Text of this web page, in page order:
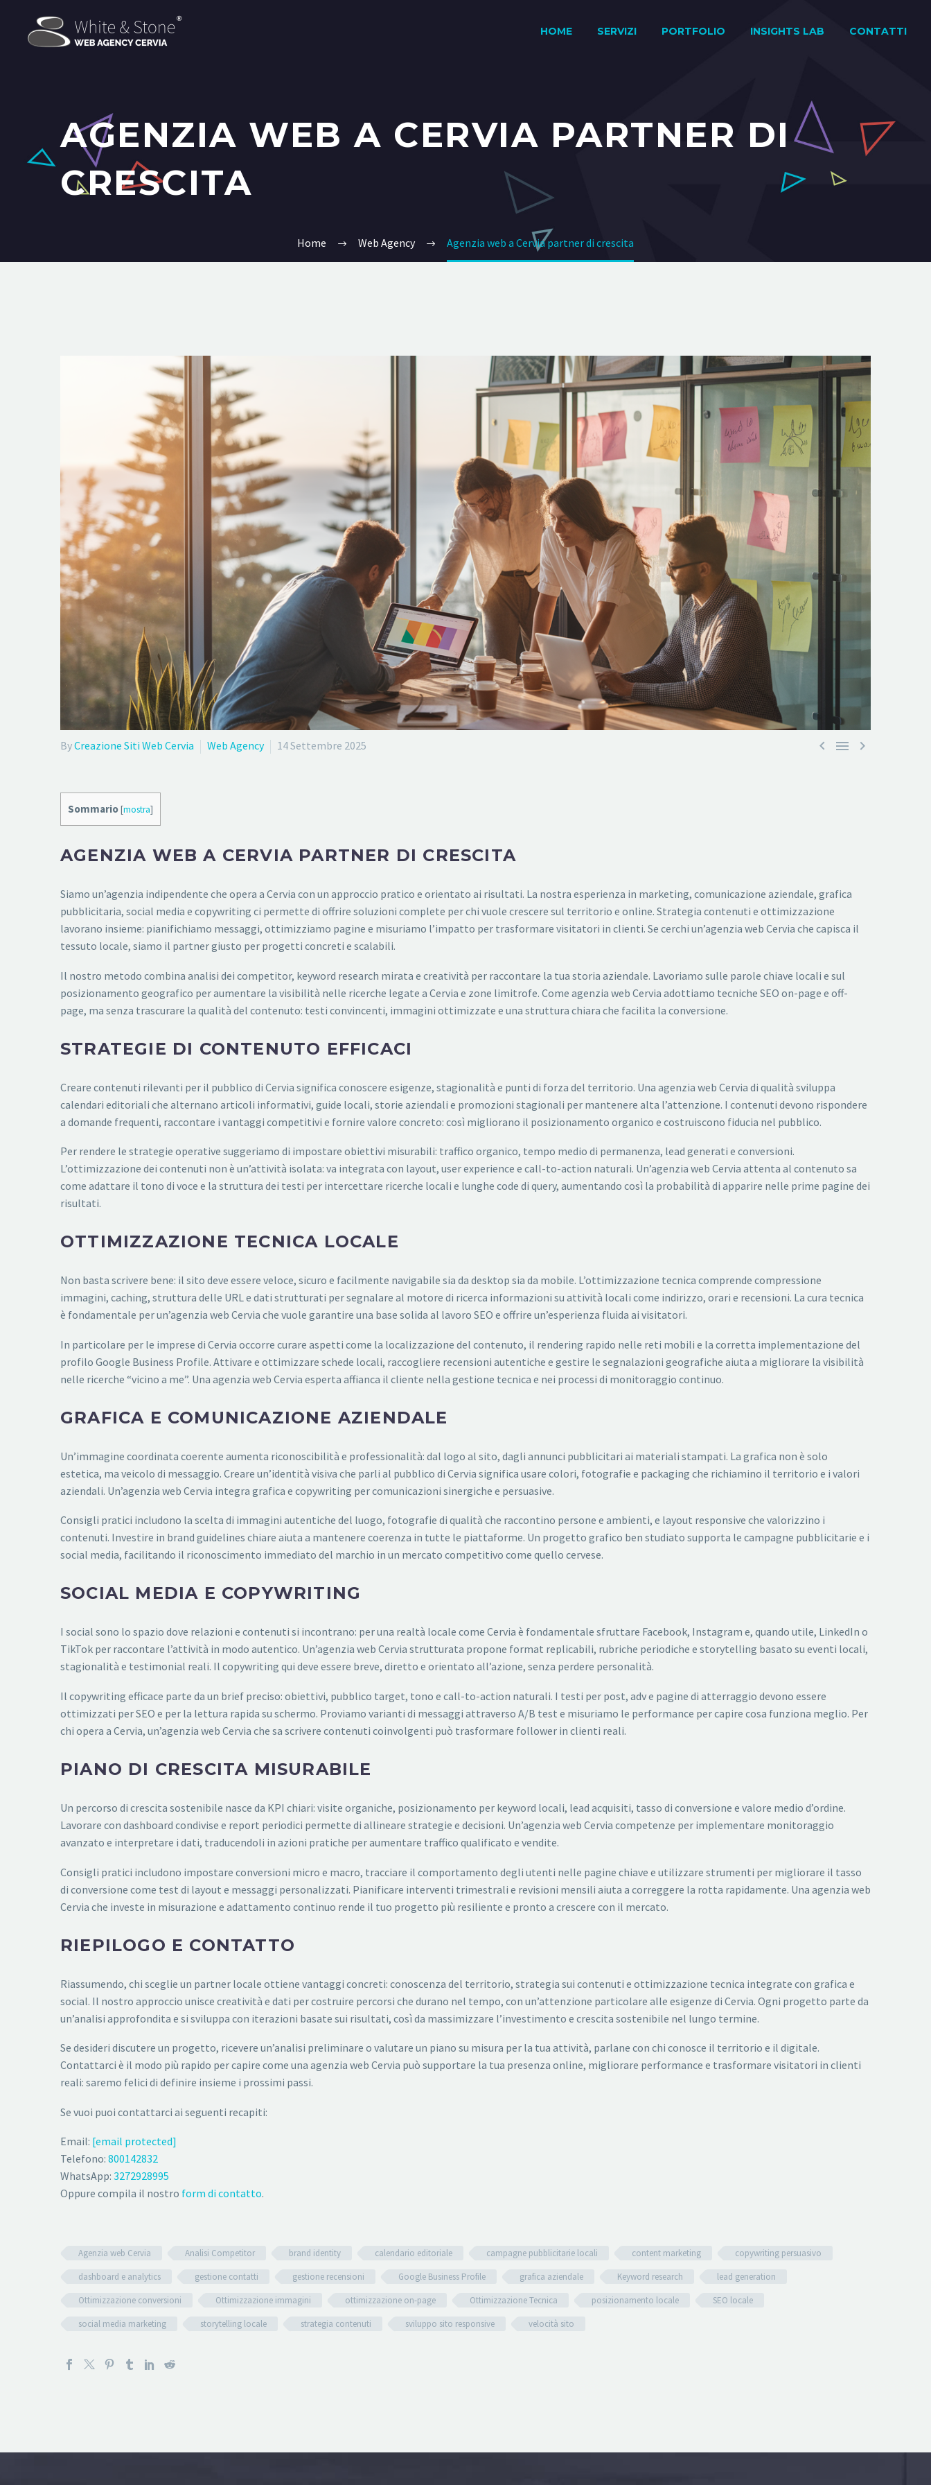
HOME SERVIZI PORTFOLIO INSIGHTS LAB CONTATTI
AGENZIA WEB A CERVIA PARTNER DI
CRESCITA
Home Web Agency Agenzia web a Cervia partner di crescita
  
ByCreazione Siti Web Cervia Web Agency 14 Settembre 2025
Sommario[mostra]
AGENZIA WEB A CERVIA PARTNER DI CRESCITA
Siamo un’agenzia indipendente che opera a Cervia con un approccio pratico e orientato ai risultati. La nostra esperienza in marketing, comunicazione aziendale, grafica
pubblicitaria, social media e copywriting ci permette di offrire soluzioni complete per chi vuole crescere sul territorio e online. Strategia contenuti e ottimizzazione
lavorano insieme: pianifichiamo messaggi, ottimizziamo pagine e misuriamo l’impatto per trasformare visitatori in clienti. Se cerchi un’agenzia web Cervia che capisca il
tessuto locale, siamo il partner giusto per progetti concreti e scalabili.
Il nostro metodo combina analisi dei competitor, keyword research mirata e creatività per raccontare la tua storia aziendale. Lavoriamo sulle parole chiave locali e sul
posizionamento geografico per aumentare la visibilità nelle ricerche legate a Cervia e zone limitrofe. Come agenzia web Cervia adottiamo tecniche SEO on-page e off-
page, ma senza trascurare la qualità del contenuto: testi convincenti, immagini ottimizzate e una struttura chiara che facilita la conversione.
STRATEGIE DI CONTENUTO EFFICACI
Creare contenuti rilevanti per il pubblico di Cervia significa conoscere esigenze, stagionalità e punti di forza del territorio. Una agenzia web Cervia di qualità sviluppa
calendari editoriali che alternano articoli informativi, guide locali, storie aziendali e promozioni stagionali per mantenere alta l’attenzione. I contenuti devono rispondere
a domande frequenti, raccontare i vantaggi competitivi e fornire valore concreto: così migliorano il posizionamento organico e costruiscono fiducia nel pubblico.
Per rendere le strategie operative suggeriamo di impostare obiettivi misurabili: traffico organico, tempo medio di permanenza, lead generati e conversioni.
L’ottimizzazione dei contenuti non è un’attività isolata: va integrata con layout, user experience e call-to-action naturali. Un’agenzia web Cervia attenta al contenuto sa
come adattare il tono di voce e la struttura dei testi per intercettare ricerche locali e lunghe code di query, aumentando così la probabilità di apparire nelle prime pagine dei
risultati.
OTTIMIZZAZIONE TECNICA LOCALE
Non basta scrivere bene: il sito deve essere veloce, sicuro e facilmente navigabile sia da desktop sia da mobile. L’ottimizzazione tecnica comprende compressione
immagini, caching, struttura delle URL e dati strutturati per segnalare al motore di ricerca informazioni su attività locali come indirizzo, orari e recensioni. La cura tecnica
è fondamentale per un’agenzia web Cervia che vuole garantire una base solida al lavoro SEO e offrire un’esperienza fluida ai visitatori.
In particolare per le imprese di Cervia occorre curare aspetti come la localizzazione del contenuto, il rendering rapido nelle reti mobili e la corretta implementazione del
profilo Google Business Profile. Attivare e ottimizzare schede locali, raccogliere recensioni autentiche e gestire le segnalazioni geografiche aiuta a migliorare la visibilità
nelle ricerche “vicino a me”. Una agenzia web Cervia esperta affianca il cliente nella gestione tecnica e nei processi di monitoraggio continuo.
GRAFICA E COMUNICAZIONE AZIENDALE
Un’immagine coordinata coerente aumenta riconoscibilità e professionalità: dal logo al sito, dagli annunci pubblicitari ai materiali stampati. La grafica non è solo
estetica, ma veicolo di messaggio. Creare un’identità visiva che parli al pubblico di Cervia significa usare colori, fotografie e packaging che richiamino il territorio e i valori
aziendali. Un’agenzia web Cervia integra grafica e copywriting per comunicazioni sinergiche e persuasive.
Consigli pratici includono la scelta di immagini autentiche del luogo, fotografie di qualità che raccontino persone e ambienti, e layout responsive che valorizzino i
contenuti. Investire in brand guidelines chiare aiuta a mantenere coerenza in tutte le piattaforme. Un progetto grafico ben studiato supporta le campagne pubblicitarie e i
social media, facilitando il riconoscimento immediato del marchio in un mercato competitivo come quello cervese.
SOCIAL MEDIA E COPYWRITING
I social sono lo spazio dove relazioni e contenuti si incontrano: per una realtà locale come Cervia è fondamentale sfruttare Facebook, Instagram e, quando utile, LinkedIn o
TikTok per raccontare l’attività in modo autentico. Un’agenzia web Cervia strutturata propone format replicabili, rubriche periodiche e storytelling basato su eventi locali,
stagionalità e testimonial reali. Il copywriting qui deve essere breve, diretto e orientato all’azione, senza perdere personalità.
Il copywriting efficace parte da un brief preciso: obiettivi, pubblico target, tono e call-to-action naturali. I testi per post, adv e pagine di atterraggio devono essere
ottimizzati per SEO e per la lettura rapida su schermo. Proviamo varianti di messaggi attraverso A/B test e misuriamo le performance per capire cosa funziona meglio. Per
chi opera a Cervia, un’agenzia web Cervia che sa scrivere contenuti coinvolgenti può trasformare follower in clienti reali.
PIANO DI CRESCITA MISURABILE
Un percorso di crescita sostenibile nasce da KPI chiari: visite organiche, posizionamento per keyword locali, lead acquisiti, tasso di conversione e valore medio d’ordine.
Lavorare con dashboard condivise e report periodici permette di allineare strategie e decisioni. Un’agenzia web Cervia competenze per implementare monitoraggio
avanzato e interpretare i dati, traducendoli in azioni pratiche per aumentare traffico qualificato e vendite.
Consigli pratici includono impostare conversioni micro e macro, tracciare il comportamento degli utenti nelle pagine chiave e utilizzare strumenti per migliorare il tasso
di conversione come test di layout e messaggi personalizzati. Pianificare interventi trimestrali e revisioni mensili aiuta a correggere la rotta rapidamente. Una agenzia web
Cervia che investe in misurazione e adattamento continuo rende il tuo progetto più resiliente e pronto a crescere con il mercato.
RIEPILOGO E CONTATTO
Riassumendo, chi sceglie un partner locale ottiene vantaggi concreti: conoscenza del territorio, strategia sui contenuti e ottimizzazione tecnica integrate con grafica e
social. Il nostro approccio unisce creatività e dati per costruire percorsi che durano nel tempo, con un’attenzione particolare alle esigenze di Cervia. Ogni progetto parte da
un’analisi approfondita e si sviluppa con iterazioni basate sui risultati, così da massimizzare l’investimento e crescita sostenibile nel lungo termine.
Se desideri discutere un progetto, ricevere un’analisi preliminare o valutare un piano su misura per la tua attività, parlane con chi conosce il territorio e il digitale.
Contattarci è il modo più rapido per capire come una agenzia web Cervia può supportare la tua presenza online, migliorare performance e trasformare visitatori in clienti
reali: saremo felici di definire insieme i prossimi passi.
Se vuoi puoi contattarci ai seguenti recapiti:
Email: [email protected]
Telefono: 800142832
WhatsApp: 3272928995
Oppure compila il nostro form di contatto.
Agenzia web Cervia Analisi Competitor brand identity calendario editoriale campagne pubblicitarie locali content marketing
copywriting persuasivo
dashboard e analytics
gestione contatti gestione recensioni Google Business Profile grafica aziendale Keyword research
lead generation
Ottimizzazione conversioni
Ottimizzazione immagini ottimizzazione on-page Ottimizzazione Tecnica posizionamento locale
SEO locale
social media marketing
storytelling locale strategia contenuti sviluppo sito responsive velocità sito